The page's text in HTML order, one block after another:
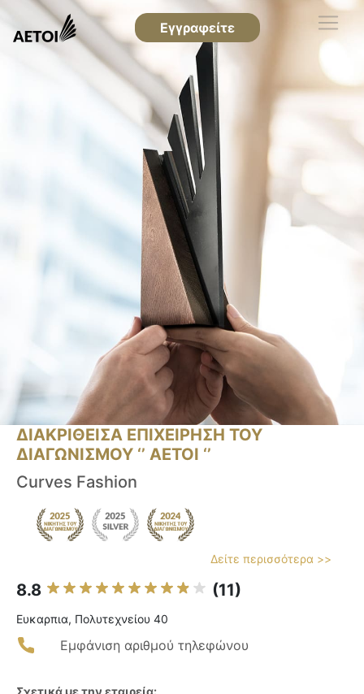
Εγγραφείτε
ΔΙΑΚΡΙΘΕΙΣΑ ΕΠΙΧΕΙΡΗΣΗ ΤΟΥ
ΔΙΑΓΩΝΙΣΜΟΥ ‘’ ΑΕΤΟΙ ‘’
Curves Fashion
Δείτε περισσότερα >>
8.8 (11)
Ευκαρπια, Πολυτεχνείου 40
Εμφάνιση αριθμού τηλεφώνου
Σχετικά με την εταιρεία: